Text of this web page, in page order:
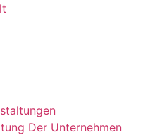
Der Unternehmen